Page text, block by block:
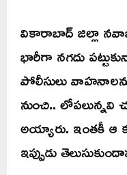
వికారాబాద్ జిల్లా
భారీగా నగదు
పోలీసులు
నుంచి.. లోపలున్నవి
అయ్యారు. ఇంతకీ ఆ
ఇప్పుడు